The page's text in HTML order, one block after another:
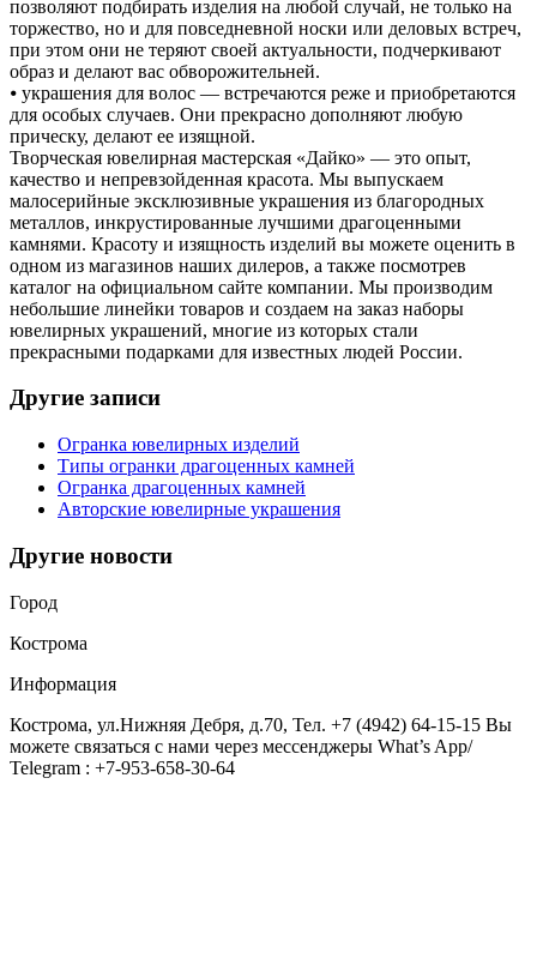
позволяют подбирать изделия на любой случай, не только на
торжество, но и для повседневной носки или деловых встреч,
при этом они не теряют своей актуальности, подчеркивают
образ и делают вас обворожительней.
⦁ украшения для волос — встречаются реже и приобретаются
для особых случаев. Они прекрасно дополняют любую
прическу, делают ее изящной.
Творческая ювелирная мастерская «Дайко» — это опыт,
качество и непревзойденная красота. Мы выпускаем
малосерийные эксклюзивные украшения из благородных
металлов, инкрустированные лучшими драгоценными
камнями. Красоту и изящность изделий вы можете оценить в
одном из магазинов наших дилеров, а также посмотрев
каталог на официальном сайте компании. Мы производим
небольшие линейки товаров и создаем на заказ наборы
ювелирных украшений, многие из которых стали
прекрасными подарками для известных людей России.
Другие записи
Огранка ювелирных изделий
Типы огранки драгоценных камней
Огранка драгоценных камней
Авторские ювелирные украшения
Другие новости
Город
Кострома
Информация
Кострома, ул.Нижняя Дебря, д.70, Тел. +7 (4942) 64-15-15 Вы
можете связаться с нами через мессенджеры What’s App/
Telegram : +7-953-658-30-64